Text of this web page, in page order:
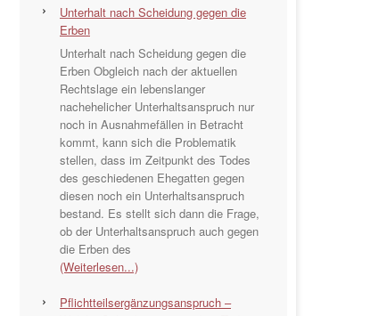
Unterhalt nach Scheidung gegen die
Erben
Unterhalt nach Scheidung gegen die
Erben Obgleich nach der aktuellen
Rechtslage ein lebenslanger
nachehelicher Unterhaltsanspruch nur
noch in Ausnahmefällen in Betracht
kommt, kann sich die Problematik
stellen, dass im Zeitpunkt des Todes
des geschiedenen Ehegatten gegen
diesen noch ein Unterhaltsanspruch
bestand. Es stellt sich dann die Frage,
ob der Unterhaltsanspruch auch gegen
die Erben des
(Weiterlesen...)
Pflichtteilsergänzungsanspruch –